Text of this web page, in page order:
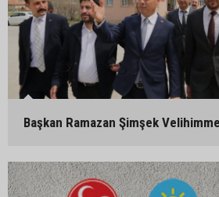
Başkan Ramazan Şimşek